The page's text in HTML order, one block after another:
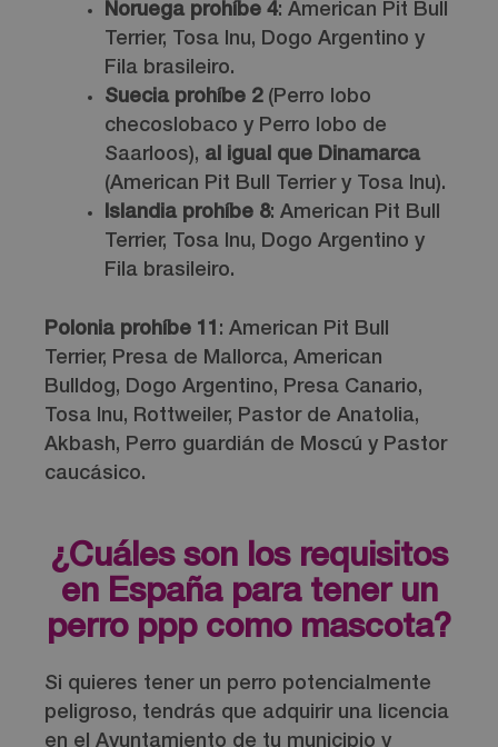
Noruega prohíbe 4: American Pit Bull
Terrier, Tosa Inu, Dogo Argentino y
Fila brasileiro.
Suecia prohíbe 2(Perro lobo
checoslobaco y Perro lobo de
Saarloos), al igual que Dinamarca
(American Pit Bull Terrier y Tosa Inu).
Islandia prohíbe 8: American Pit Bull
Terrier, Tosa Inu, Dogo Argentino y
Fila brasileiro.
Polonia prohíbe 11 : American Pit Bull
Terrier, Presa de Mallorca, American
Bulldog, Dogo Argentino, Presa Canario,
Tosa Inu, Rottweiler, Pastor de Anatolia,
Akbash, Perro guardián de Moscú y Pastor
caucásico.
¿Cuáles son los requisitos
en España para tener un
perro ppp como mascota?
Si quieres tener un perro potencialmente
peligroso, tendrás que adquirir una licencia
en el Ayuntamiento de tu municipio y